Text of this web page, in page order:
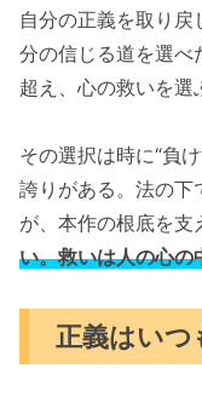
自分の正義を取り
分の信じる道を選べ
超え、心の救いを選
その選択は時に“負
誇りがある。法の下
が、本作の根底を支
い。救いは人の心の
正義はいつ